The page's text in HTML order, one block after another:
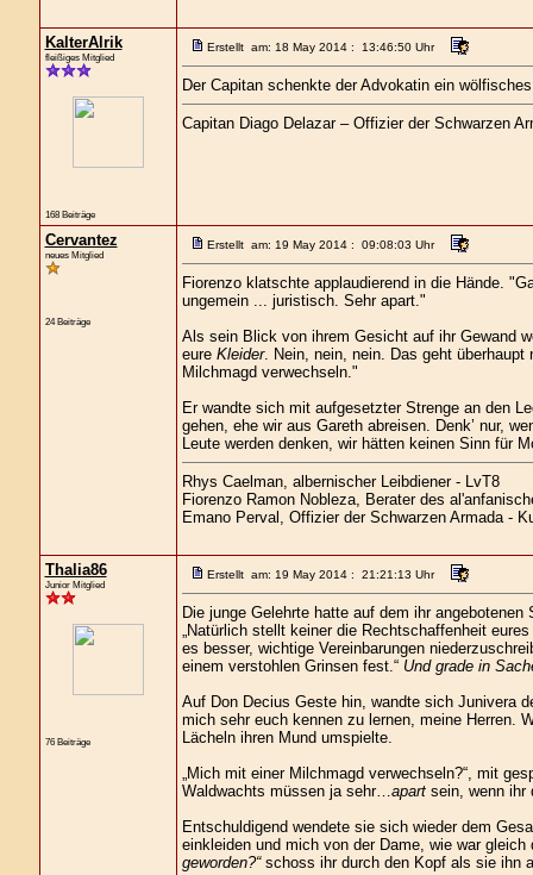
KalterAlrik
fleißiges Mitglied
168 Beiträge
Erstellt am: 18 May 2014 : 13:46:50 Uhr
Der Capitan schenkte der Advokatin ein
Capitan Diago Delazar – Offizier der Schwarzen
Cervantez
neues Mitglied
24 Beiträge
Erstellt am: 19 May 2014 : 09:08:03 Uhr
Fiorenzo klatschte applaudierend in die Hände.
ungemein ... juristisch. Sehr apart."
Als sein Blick von ihrem Gesicht auf ihr Gewand
eure Kleider. Nein, nein, nein. Das geht
Milchmagd verwechseln."
Er wandte sich mit aufgesetzter Strenge an den
gehen, ehe wir aus Gareth abreisen. Denk’ nur,
Leute werden denken, wir hätten keinen Sinn für
Rhys Caelman, albernischer Leibdiener - LvT8
Fiorenzo Ramon Nobleza, Berater des
Emano Perval, Offizier der Schwarzen Armada -
Thalia86
Junior Mitglied
76 Beiträge
Erstellt am: 19 May 2014 : 21:21:13 Uhr
Die junge Gelehrte hatte auf dem ihr
„Natürlich stellt keiner die Rechtschaffenheit
es besser, wichtige Vereinbarungen
einem verstohlen Grinsen fest.“Und grade in
Auf Don Decius Geste hin, wandte sich Junivera
mich sehr euch kennen zu lernen, meine Herren.
Lächeln ihren Mund umspielte.
„Mich mit einer Milchmagd verwechseln?“, mit
Waldwachts müssen ja sehr…apartsein, wenn ihr
Entschuldigend wendete sie sich wieder dem
einkleiden und mich von der Dame, wie war
geworden?“schoss ihr durch den Kopf als sie ihn